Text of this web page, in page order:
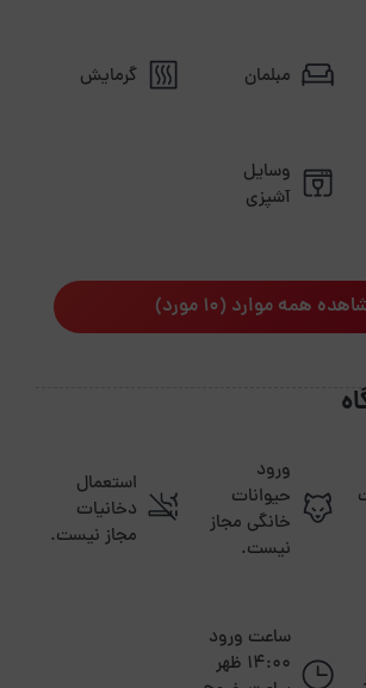
شهرچند دقیقه است؟ 1 ساعت
مبلمان گرمایش
وسایل
آشپزی
همه موارد (10 مورد)
ورود
حیوانات
خانگی مجاز
نیست.
استعمال
دخانیات
مجاز نیست.
ساعت ورود
14:00 ظهر